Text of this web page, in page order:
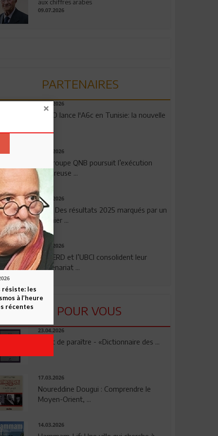
aux chiffres arabes
09.07.2026
PARTENAIRES
04.08.2026
OPPO lance l'A6c en Tunisie: la nouvelle
29.07.2026
Le Groupe QNB poursuit l’exécution
rigoureuse ...
29.07.2026
TSB: Des résultats 2025 marqués par un
premier ...
24.07.2026
La BERD et l’UBCI consolident leur
partenariat ...
LU POUR VOUS
23.04.2026
Vient de paraître - «Dictionnaire des ...
17.03.2026
Noureddine Dougui : Comprendre le
Moyen-Orient, ...
14.03.2026
résiste: les
à l’heure
récentes